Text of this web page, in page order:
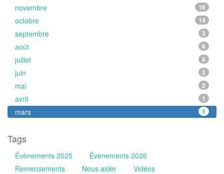
novembre 16
octobre 14
septembre 3
août 6
juillet 6
juin 2
mai 2
avril 1
mars 1
Tags
Évènements 2025
Évènements 2026
Remerciements
Nous aider
Vidéos